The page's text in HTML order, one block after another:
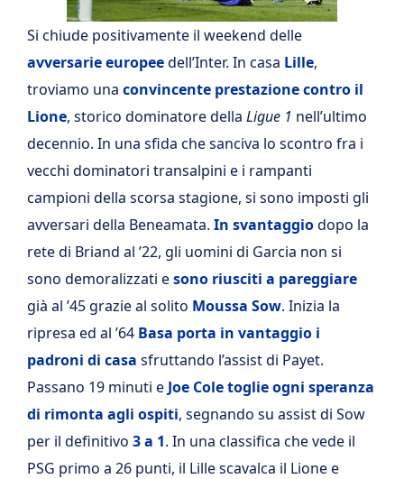
Si chiude positivamente il weekend delle
avversarie europeedell’Inter. In casa Lille,
troviamo una convincente prestazionecontro il
Lione, storico dominatore della Ligue 1 nell’ultimo
decennio. In una sfida che sanciva lo scontro fra i
vecchi dominatori transalpini e i rampanti
campioni della scorsa stagione, si sono imposti gli
avversari della Beneamata. In svantaggiodopo la
rete di Briand al ’22, gli uomini di Garcia non si
sono demoralizzati esono riusciti a pareggiare
già al ’45 grazie al solito Moussa Sow. Inizia la
ripresa ed al ’64 Basa porta in vantaggio i
padroni di casa sfruttando l’assist di Payet.
Passano 19 minuti e Joe Cole toglie ogni speranza
di rimonta agli ospiti, segnando su assist di Sow
per il definitivo 3 a 1. In una classifica che vede il
PSG primo a 26 punti, il Lille scavalca il Lione e